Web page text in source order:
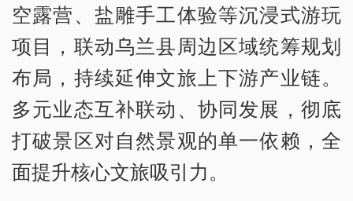
空露营、盐雕手工体验等沉浸式游玩
项目，联动乌兰县周边区域统筹规划
布局，持续延伸文旅上下游产业链。
多元业态互补联动、协同发展，彻底
打破景区对自然景观的单一依赖，全
面提升核心文旅吸引力。